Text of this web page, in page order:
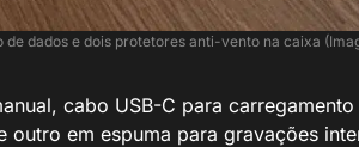
de dados e dois protetores anti-vento na caixa
cabo USB-C para
outro em espuma para gravações